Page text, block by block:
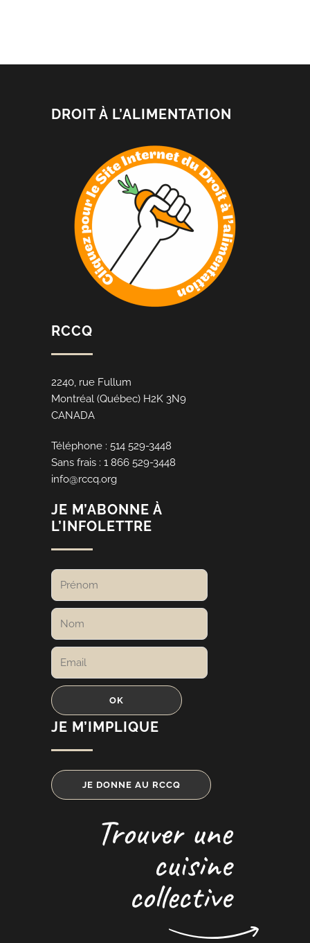
DROIT À L’ALIMENTATION
RCCQ
2240, rue Fullum
Montréal (Québec) H2K 3N9
CANADA
Téléphone : 514 529-3448
Sans frais : 1 866 529-3448
info@rccq.org
JE M’ABONNE À
L’INFOLETTRE
JE M’IMPLIQUE
JE DONNE AU RCCQ
Trouver une
cuisine
collective